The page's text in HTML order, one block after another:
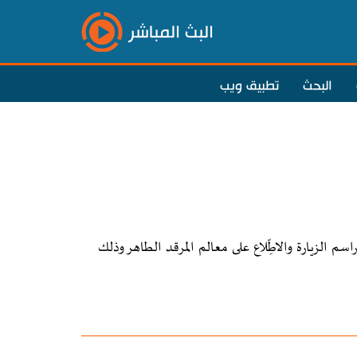
البث المباشر
البحث تطبيق ويب
الزيارة والاطِّلاع على معالم المرقد الطاهر وذلك